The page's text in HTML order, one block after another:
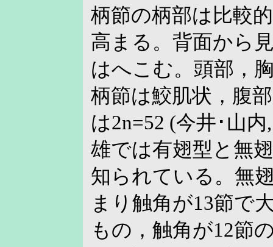
柄節の柄部は比較
高まる。背面から
はへこむ。頭部，
柄節は鮫肌状，腹
は2n=52 (今井･山
雄では有翅型と無
知られている。無
まり触角が13節で
もの，触角が12節